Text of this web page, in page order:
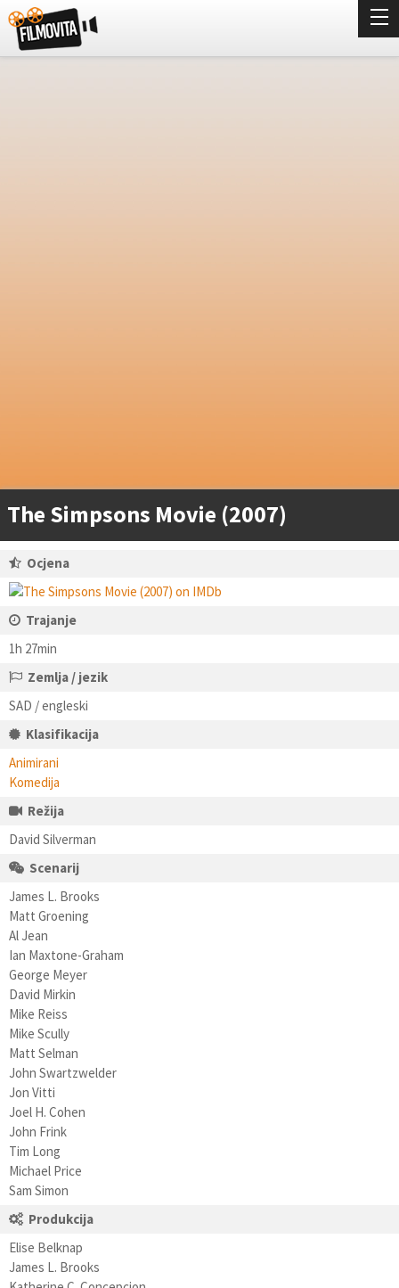
The Simpsons Movie (2007)
Ocjena
Trajanje
1h 27min
Zemlja / jezik
SAD / engleski
Klasifikacija
Animirani
Komedija
Režija
David Silverman
Scenarij
James L. Brooks
Matt Groening
Al Jean
Ian Maxtone-Graham
George Meyer
David Mirkin
Mike Reiss
Mike Scully
Matt Selman
John Swartzwelder
Jon Vitti
Joel H. Cohen
John Frink
Tim Long
Michael Price
Sam Simon
Produkcija
Elise Belknap
James L. Brooks